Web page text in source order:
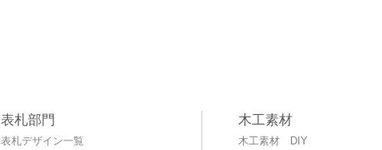
表札部門
表札デザイン一覧
木工素材
木工素材 DIY